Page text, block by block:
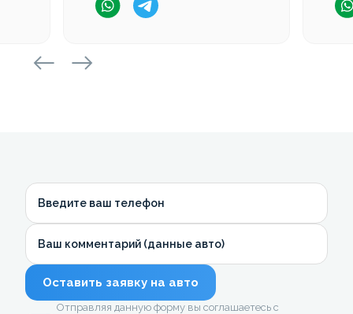
Введите ваш телефон
Ваш комментарий (данные авто)
Оставить заявку на авто
Отправляя данную форму вы соглашаетесь с